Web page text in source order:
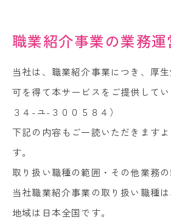
職業紹介事業の業務運
当社は、職業紹介事業につき、厚
可を得て本サービスをご提供して
３４-ユ-３００５８４）
下記の内容もご一読いただきます
す。
取り扱い職種の範囲・その他業務
当社職業紹介事業の取り扱い職種
地域は日本全国です。